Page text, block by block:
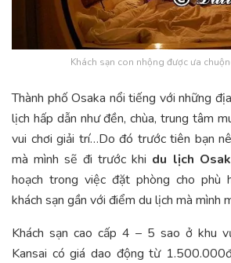
Khách sạn con nhộng được ưa
Thành phố Osaka nổi tiếng với những
lịch hấp dẫn như đền, chùa, trung tâm
vui chơi giải trí…Do đó trước tiên bạn
mà mình sẽ đi trước khi du lịch
hoạch trong việc đặt phòng cho phù
khách sạn gần với điểm du lịch mà mình
Khách sạn cao cấp 4 – 5 sao ở khu
Kansai có giá dao động từ